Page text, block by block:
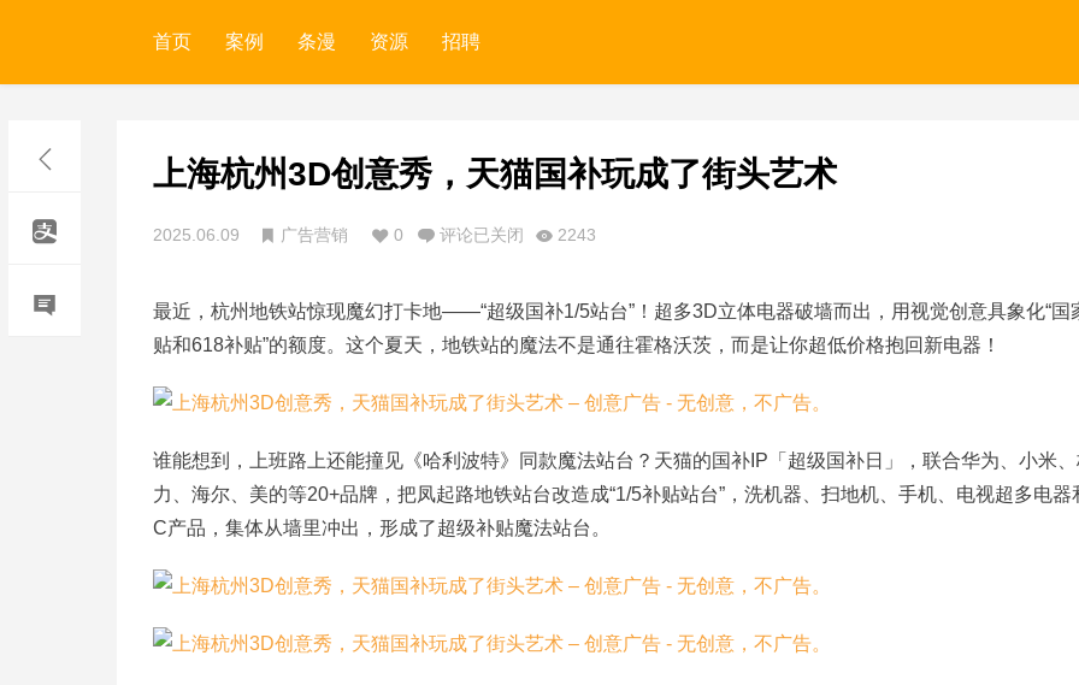
首页 案例 条漫 资源 招聘
上海杭州3D创意秀，天猫国补玩成了街头艺术
2025.06.09 广告营销 0 评论已关闭 2243
最近，杭州地铁站惊现魔幻打卡地——“超级国补1/5站台”！超多3D立体电器破墙而出，用视觉创意具象化“国
贴和618补贴”的额度。这个夏天，地铁站的魔法不是通往霍格沃茨，而是让你超低价格抱回新电器！
谁能想到，上班路上还能撞见《哈利波特》同款魔法站台？天猫的国补IP「超级国补日」，联合华为、小米
力、海尔、美的等20+品牌，把凤起路地铁站台改造成“1/5补贴站台”，洗机器、扫地机、手机、电视超多电器
C产品，集体从墙里冲出，形成了超级补贴魔法站台。